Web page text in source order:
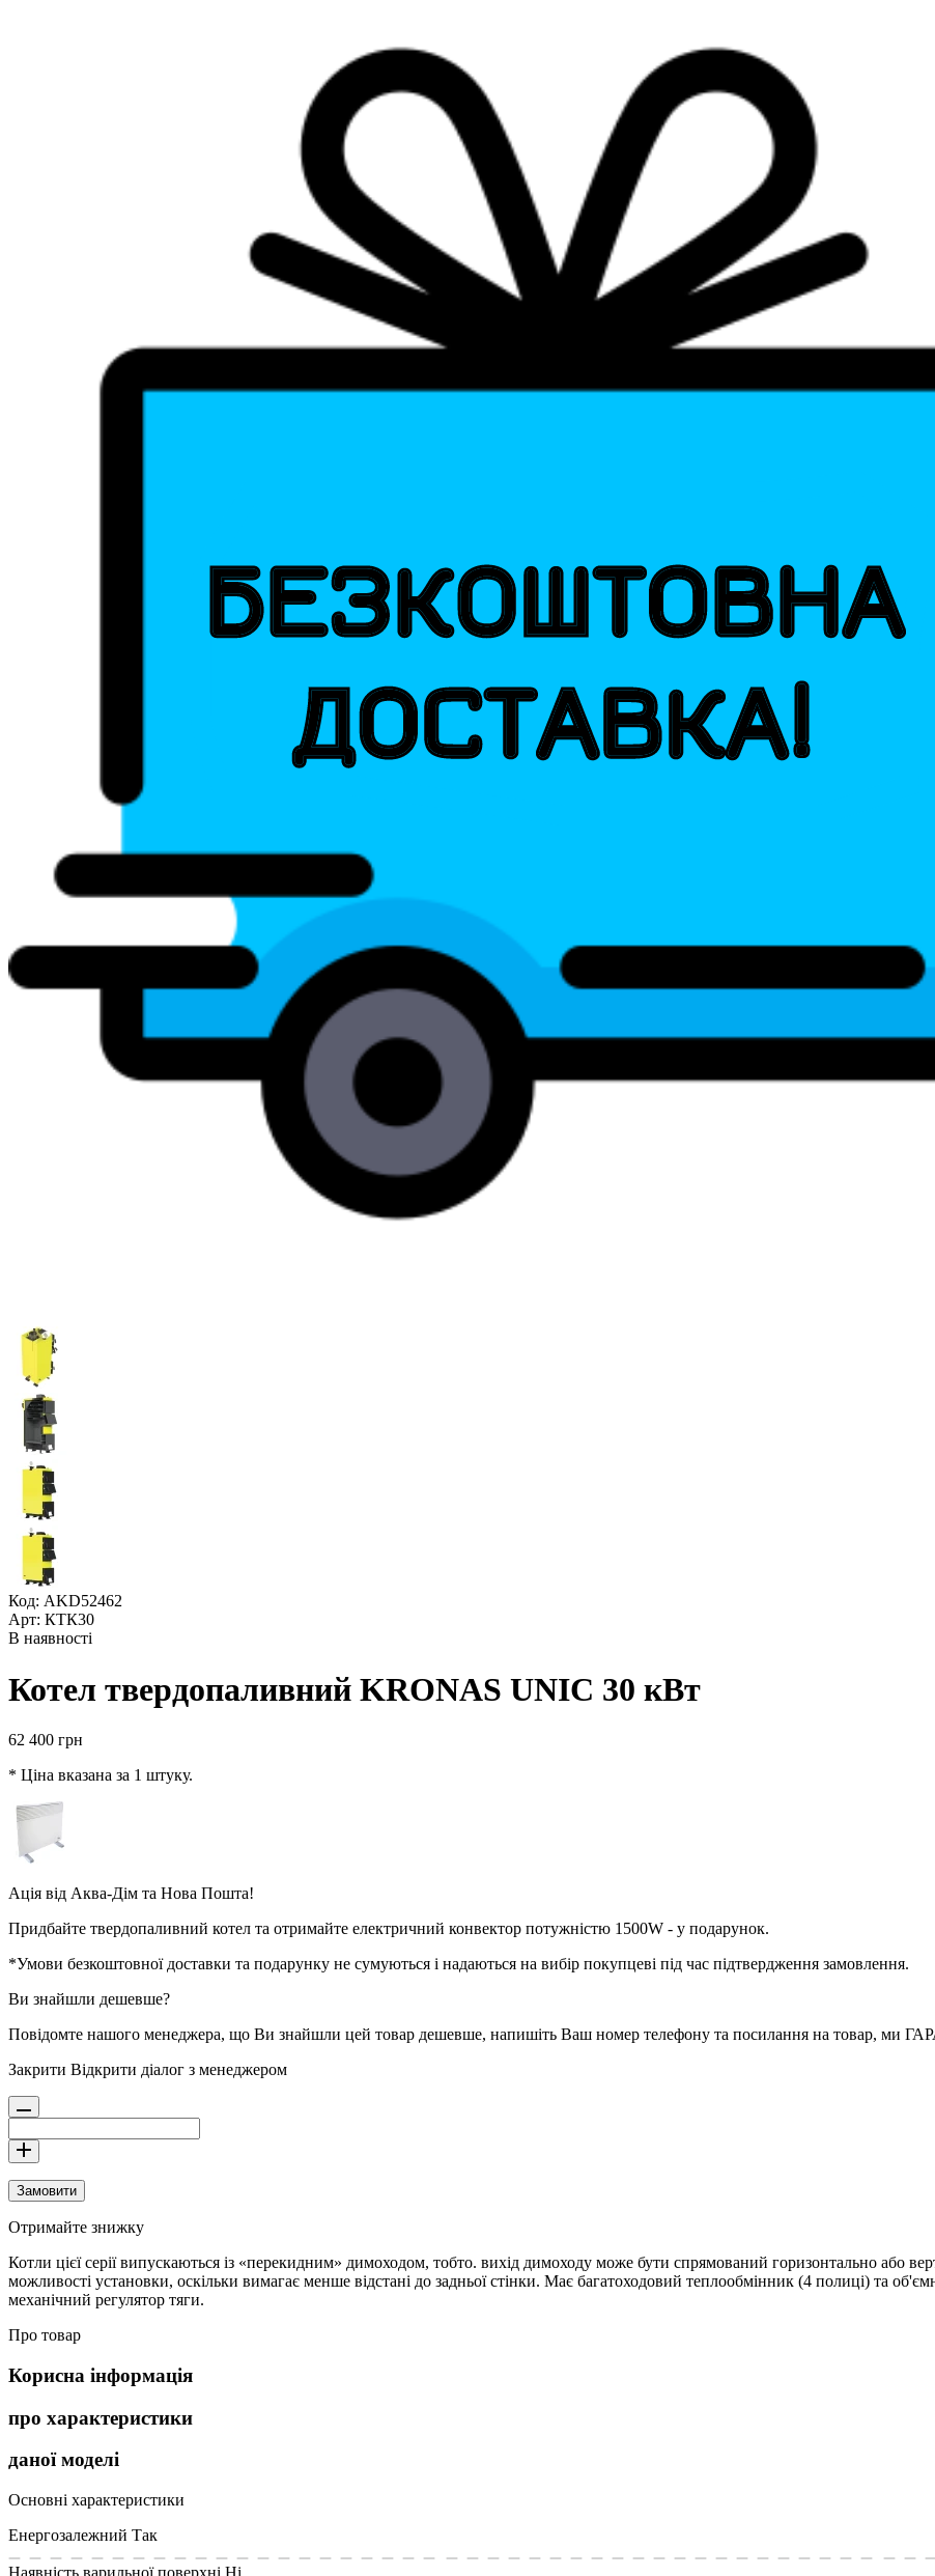
Код: AKD52462
Арт: КТК30
В наявності
Котел твердопаливний KRONAS UNIC 30 кВт
62 400 грн
* Ціна вказана за 1 штуку.
Ація від Аква-Дім та Нова Пошта!
Придбайте твердопаливний котел та отримайте електричний конвектор потужністю 1500W - у подарунок.
*Умови безкоштовної доставки та подарунку не сумуються і надаються на вибір покупцеві під час підтвердження замовлення.
Ви знайшли дешевше?
Повідомте нашого менеджера, що Ви знайшли цей товар дешевше, напишіть Ваш номер телефону та посилання на товар, ми
Закрити Відкрити діалог з менеджером
Замовити
Отримайте знижку
Котли цієї серії випускаються із «перекидним» димоходом, тобто. вихід димоходу може бути спрямований горизонтально або
можливості установки, оскільки вимагає менше відстані до задньої стінки. Має багатоходовий теплообмінник (4 полиці) та
механічний регулятор тяги.
Про товар
Корисна інформація
про характеристики
даної моделі
Основні характеристики
Енергозалежний Так
Наявність варильної поверхні Ні